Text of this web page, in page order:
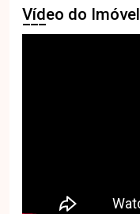
Vídeo do Imóvel